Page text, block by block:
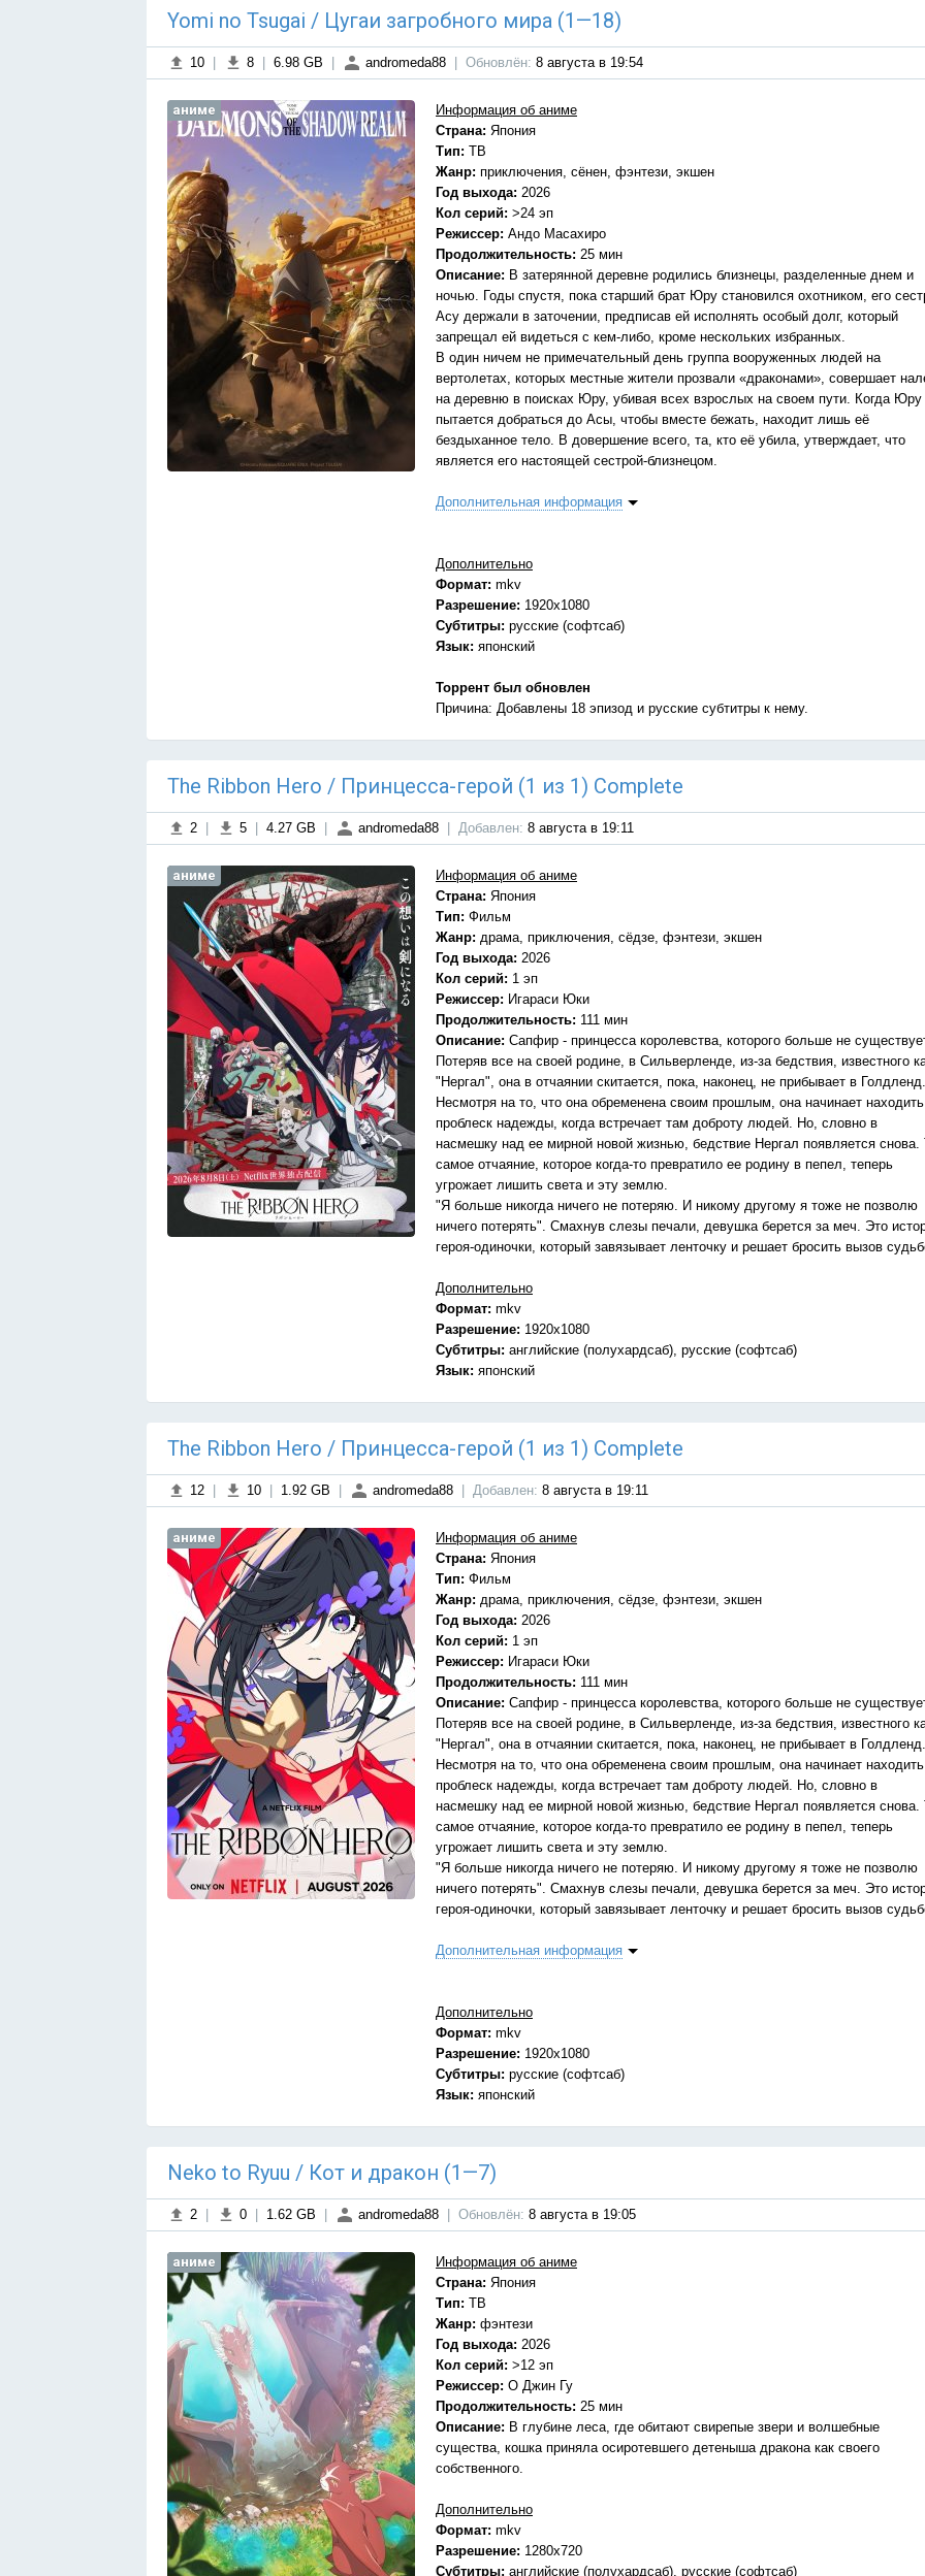
Yomi no Tsugai / Цугаи загробного мира (1—18)
10 8 6.98 GB andromeda88 Обновлён: 8 августа в 19:54
аниме
Информация об аниме
Страна: Япония
Тип: ТВ
Жанр: приключения, сёнен, фэнтези, экшен
Год выхода: 2026
Кол серий: >24 эп
Режиссер: Андо Масахиро
Продолжительность: 25 мин
Описание: В затерянной деревне родились близнецы, разделенные днем и
ночью. Годы спустя, пока старший брат Юру становился охотником, его
Асу держали в заточении, предписав ей исполнять особый долг, который
запрещал ей видеться с кем-либо, кроме нескольких избранных.
В один ничем не примечательный день группа вооруженных людей на
вертолетах, которых местные жители прозвали «драконами», совершает
на деревню в поисках Юру, убивая всех взрослых на своем пути. Когда Юру
пытается добраться до Асы, чтобы вместе бежать, находит лишь её
бездыханное тело. В довершение всего, та, кто её убила, утверждает, что
является его настоящей сестрой-близнецом.
Дополнительная информация
Дополнительно
Формат: mkv
Разрешение: 1920x1080
Субтитры: русские (софтсаб)
Язык: японский
Торрент был обновлен
Причина: Добавлены 18 эпизод и русские субтитры к нему.
The Ribbon Hero / Принцесса-герой (1 из 1) Complete
2 5 4.27 GB andromeda88 Добавлен: 8 августа в 19:11
аниме
Информация об аниме
Страна: Япония
Тип: Фильм
Жанр: драма, приключения, сёдзе, фэнтези, экшен
Год выхода: 2026
Кол серий: 1 эп
Режиссер: Игараси Юки
Продолжительность: 111 мин
Описание: Сапфир - принцесса королевства, которого больше не
Потеряв все на своей родине, в Сильверленде, из-за бедствия, известного
"Нергал", она в отчаянии скитается, пока, наконец, не прибывает в Голдленд.
Несмотря на то, что она обременена своим прошлым, она начинает находить
проблеск надежды, когда встречает там доброту людей. Но, словно в
насмешку над ее мирной новой жизнью, бедствие Нергал появляется снова.
самое отчаяние, которое когда-то превратило ее родину в пепел, теперь
угрожает лишить света и эту землю.
"Я больше никогда ничего не потеряю. И никому другому я тоже не позволю
ничего потерять". Смахнув слезы печали, девушка берется за меч. Это
героя-одиночки, который завязывает ленточку и решает бросить вызов
Дополнительно
Формат: mkv
Разрешение: 1920x1080
Субтитры: английские (полухардсаб), русские (софтсаб)
Язык: японский
The Ribbon Hero / Принцесса-герой (1 из 1) Complete
12 10 1.92 GB andromeda88 Добавлен: 8 августа в 19:11
аниме
Информация об аниме
Страна: Япония
Тип: Фильм
Жанр: драма, приключения, сёдзе, фэнтези, экшен
Год выхода: 2026
Кол серий: 1 эп
Режиссер: Игараси Юки
Продолжительность: 111 мин
Описание: Сапфир - принцесса королевства, которого больше не
Потеряв все на своей родине, в Сильверленде, из-за бедствия, известного
"Нергал", она в отчаянии скитается, пока, наконец, не прибывает в Голдленд.
Несмотря на то, что она обременена своим прошлым, она начинает находить
проблеск надежды, когда встречает там доброту людей. Но, словно в
насмешку над ее мирной новой жизнью, бедствие Нергал появляется снова.
самое отчаяние, которое когда-то превратило ее родину в пепел, теперь
угрожает лишить света и эту землю.
"Я больше никогда ничего не потеряю. И никому другому я тоже не позволю
ничего потерять". Смахнув слезы печали, девушка берется за меч. Это
героя-одиночки, который завязывает ленточку и решает бросить вызов
Дополнительная информация
Дополнительно
Формат: mkv
Разрешение: 1920x1080
Субтитры: русские (софтсаб)
Язык: японский
Neko to Ryuu / Кот и дракон (1—7)
2 0 1.62 GB andromeda88 Обновлён: 8 августа в 19:05
аниме
Информация об аниме
Страна: Япония
Тип: ТВ
Жанр: фэнтези
Год выхода: 2026
Кол серий: >12 эп
Режиссер: О Джин Гу
Продолжительность: 25 мин
Описание: В глубине леса, где обитают свирепые звери и волшебные
существа, кошка приняла осиротевшего детеныша дракона как своего
собственного.
Дополнительно
Формат: mkv
Разрешение: 1280x720
Субтитры: английские (полухардсаб), русские (софтсаб)